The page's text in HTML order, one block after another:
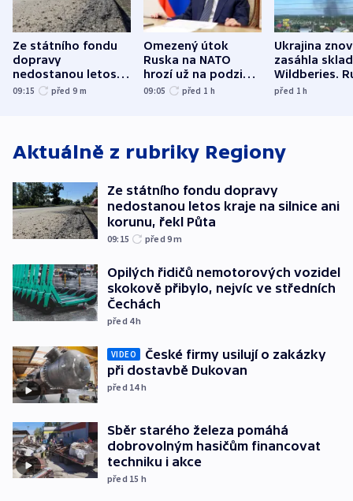
Ze státního fondu
dopravy
nedostanou letos
kraje na silnice ani
09:15 před 9 m
Omezený útok
Ruska na NATO
hrozí už na podzim,
varují tajné služby
09:05 před 1 h
Ukrajina
zasáhla
Wildberies.
útočili v
před 1h
Aktuálně z rubriky Regiony
Ze státního fondu dopravy
nedostanou letos kraje na silnice ani
korunu, řekl Půta
09:15 před 9m
Opilých řidičů nemotorových vozidel
skokově přibylo, nejvíc ve středních
Čechách
před 4h
VIDEO
České firmy usilují o zakázky
při dostavbě Dukovan
před 14h
Sběr starého železa pomáhá
dobrovolným hasičům financovat
techniku i akce
před 15 h